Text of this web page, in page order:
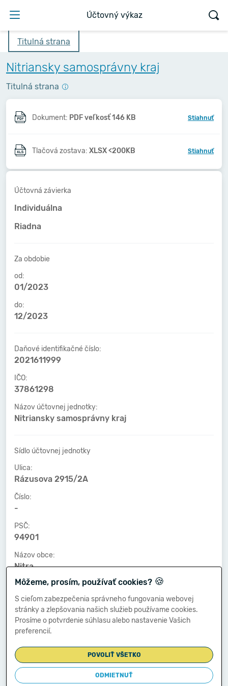
Účtovný výkaz
Titulná strana
Nitriansky samosprávny kraj
Titulná strana
Dokument: PDF veľkosť 146 KB Stiahnuť
Tlačová zostava: XLSX <200KB Stiahnuť
Účtovná závierka
Individuálna
Riadna
Za obdobie
od:
01/2023
do:
12/2023
Daňové identifikačné číslo:
2021611999
IČO:
37861298
Názov účtovnej jednotky:
Nitriansky samosprávny kraj
Sídlo účtovnej jednotky
Ulica:
Rázusova 2915/2A
Číslo:
-
PSČ:
94901
Názov obce:
Nitra
Číslo telefónu:
-
Číslo faxu:
-
-
Môžeme, prosím, používať cookies? 🍪
S cieľom zabezpečenia správneho fungovania webovej
stránky a zlepšovania našich služieb používame cookies.
Prosíme o potvrdenie súhlasu alebo nastavenie Vašich
preferencií.
POVOLIŤ VŠETKO
ODMIETNUŤ